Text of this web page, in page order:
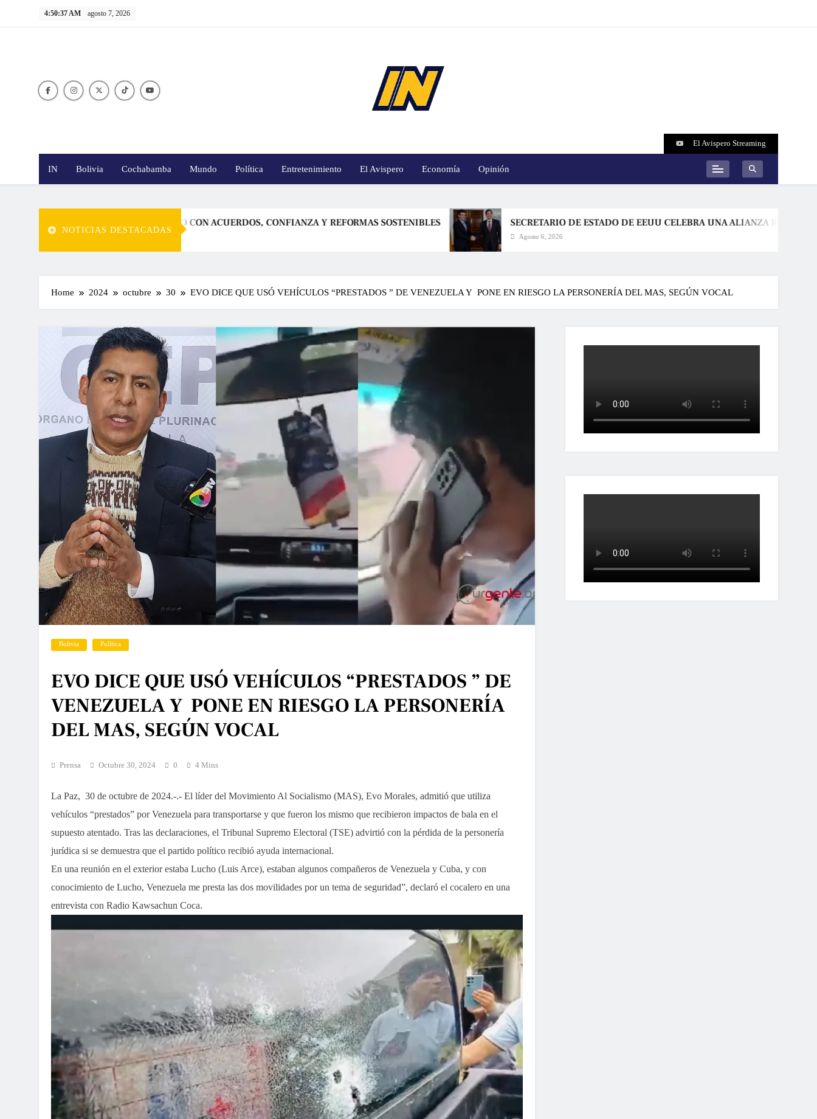
4:50:38 AM agosto 7, 2026
innoticiasbo.com
IN Bolivia Cochabamba Mundo Política Entretenimiento El Avispero Economía Opinión
El Avispero Streaming
NOTICIAS DESTACADAS
BOLIVIA INICIE TERCER SIGLO CON ACUERDOS, CONFIANZA Y REFORMAS SOSTENIBLES SECRETARIO DE ESTADO DE EEUU CELEBRA UNA ALIANZA RENOVADA CON
Agosto 6, 2026
Home 2024 octubre 30 EVO DICE QUE USÓ VEHÍCULOS “PRESTADOS ” DE VENEZUELA Y PONE EN RIESGO LA PERSONERÍA DEL MAS, SEGÚN VOCAL
Bolivia Política
EVO DICE QUE USÓ VEHÍCULOS “PRESTADOS ” DE
VENEZUELA Y PONE EN RIESGO LA PERSONERÍA
DEL MAS, SEGÚN VOCAL
Prensa Octubre 30, 2024 0 4 Mins
La Paz, 30 de octubre de 2024.-.- El líder del Movimiento Al Socialismo (MAS), Evo Morales, admitió que utiliza
vehículos “prestados” por Venezuela para transportarse y que fueron los mismo que recibieron impactos de bala en el
supuesto atentado. Tras las declaraciones, el Tribunal Supremo Electoral (TSE) advirtió con la pérdida de la personería
jurídica si se demuestra que el partido político recibió ayuda internacional.
En una reunión en el exterior estaba Lucho (Luis Arce), estaban algunos compañeros de Venezuela y Cuba, y con
conocimiento de Lucho, Venezuela me presta las dos movilidades por un tema de seguridad”, declaró el cocalero en una
entrevista con Radio Kawsachun Coca.